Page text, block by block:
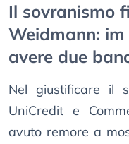
Il sovranismo
Weidmann:
avere due
Nel giustificare il
UniCredit e
avuto remore a